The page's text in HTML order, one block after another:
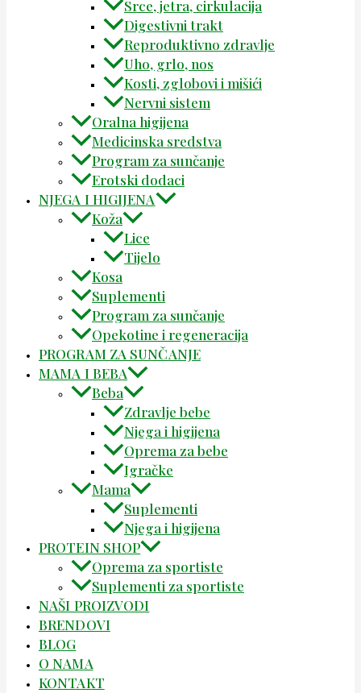
Srce, jetra, cirkulacija
Digestivni trakt
Reproduktivno zdravlje
Uho, grlo, nos
Kosti, zglobovi i mišići
Nervni sistem
Oralna higijena
Medicinska sredstva
Program za sunčanje
Erotski dodaci
NJEGA I HIGIJENA
Koža
Lice
Tijelo
Kosa
Suplementi
Program za sunčanje
Opekotine i regeneracija
PROGRAM ZA SUNČANJE
MAMA I BEBA
Beba
Zdravlje bebe
Njega i higijena
Oprema za bebe
Igračke
Mama
Suplementi
Njega i higijena
PROTEIN SHOP
Oprema za sportiste
Suplementi za sportiste
NAŠI PROIZVODI
BRENDOVI
BLOG
O NAMA
KONTAKT